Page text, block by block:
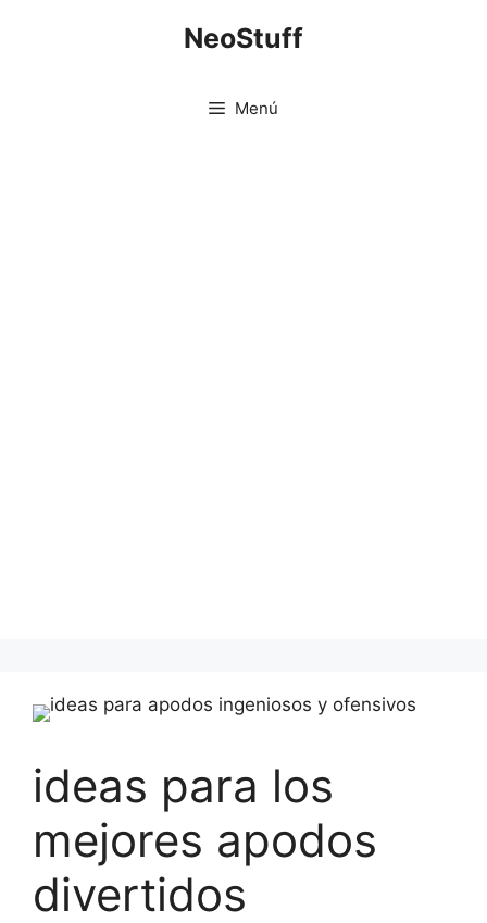
NeoStuff
Menú
ideas para los
mejores apodos
divertidos